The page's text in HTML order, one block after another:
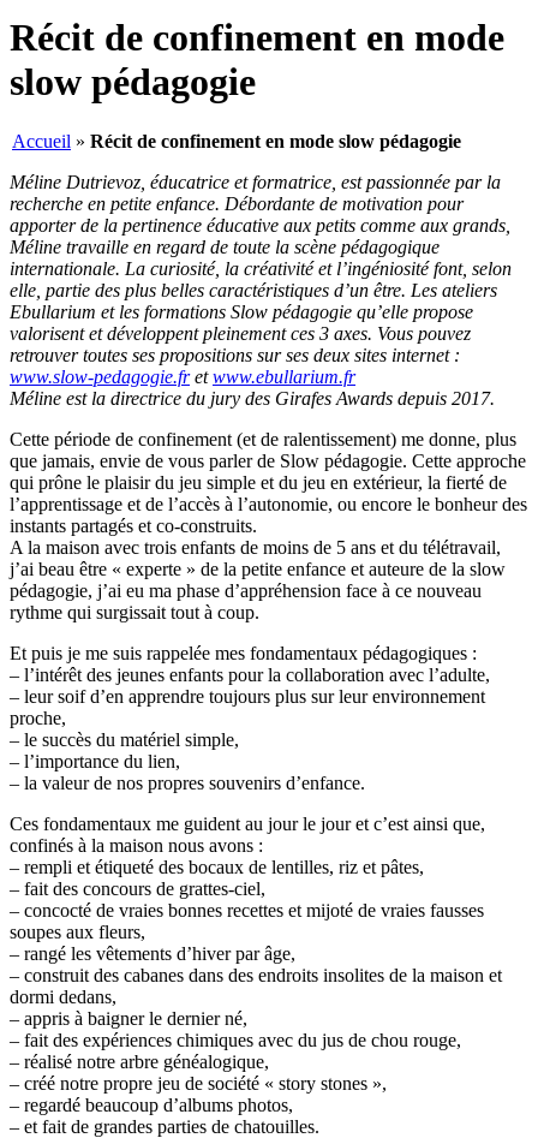
Récit de confinement en mode
slow pédagogie
Accueil » Récit de confinement en mode slow pédagogie
Méline Dutrievoz, éducatrice et formatrice, est passionnée par la
recherche en petite enfance. Débordante de motivation pour
apporter de la pertinence éducative aux petits comme aux grands,
Méline travaille en regard de toute la scène pédagogique
internationale. La curiosité, la créativité et l’ingéniosité font, selon
elle, partie des plus belles caractéristiques d’un être. Les ateliers
Ebullarium et les formations Slow pédagogie qu’elle propose
valorisent et développent pleinement ces 3 axes. Vous pouvez
retrouver toutes ses propositions sur ses deux sites internet :
www.slow-pedagogie.fretwww.ebullarium.fr
Méline est la directrice du jury des Girafes Awards depuis 2017.
Cette période de confinement (et de ralentissement) me donne, plus
que jamais, envie de vous parler de Slow pédagogie. Cette approche
qui prône le plaisir du jeu simple et du jeu en extérieur, la fierté de
l’apprentissage et de l’accès à l’autonomie, ou encore le bonheur des
instants partagés et co-construits.
A la maison avec trois enfants de moins de 5 ans et du télétravail,
j’ai beau être « experte » de la petite enfance et auteure de la slow
pédagogie, j’ai eu ma phase d’appréhension face à ce nouveau
rythme qui surgissait tout à coup.
Et puis je me suis rappelée mes fondamentaux pédagogiques :
– l’intérêt des jeunes enfants pour la collaboration avec l’adulte,
– leur soif d’en apprendre toujours plus sur leur environnement
proche,
– le succès du matériel simple,
– l’importance du lien,
– la valeur de nos propres souvenirs d’enfance.
Ces fondamentaux me guident au jour le jour et c’est ainsi que,
confinés à la maison nous avons :
– rempli et étiqueté des bocaux de lentilles, riz et pâtes,
– fait des concours de grattes-ciel,
– concocté de vraies bonnes recettes et mijoté de vraies fausses
soupes aux fleurs,
– rangé les vêtements d’hiver par âge,
– construit des cabanes dans des endroits insolites de la maison et
dormi dedans,
– appris à baigner le dernier né,
– fait des expériences chimiques avec du jus de chou rouge,
– réalisé notre arbre généalogique,
– créé notre propre jeu de société « story stones »,
– regardé beaucoup d’albums photos,
– et fait de grandes parties de chatouilles.